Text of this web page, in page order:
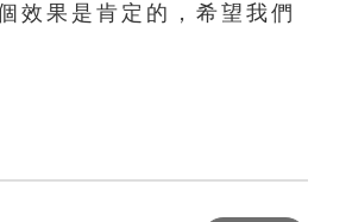
效果是肯定的，希望我們